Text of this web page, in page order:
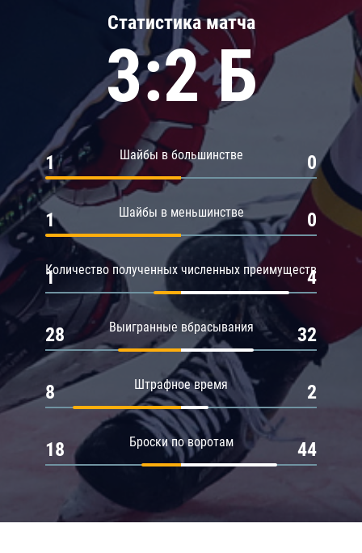
Статистика матча
3:2 Б
Шайбы в большинстве
1 0
Шайбы в меньшинстве
1 0
Количество полученных численных преимуществ
1 4
Выигранные вбрасывания
28 32
Штрафное время
8 2
Броски по воротам
18 44